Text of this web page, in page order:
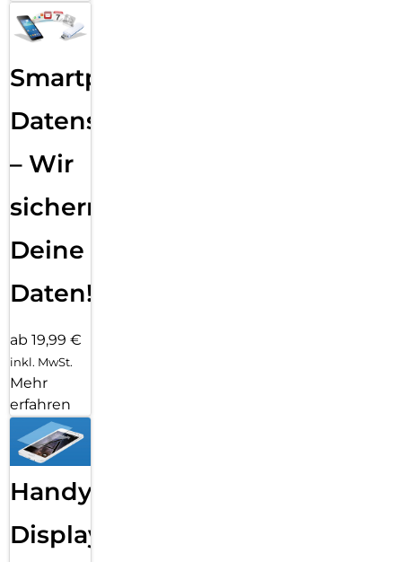
Smartphone
Datensicherung
– Wir
sichern
Deine
Daten!
ab 19,99 €
inkl. MwSt.
Mehr
erfahren
Handy
Displayfolie